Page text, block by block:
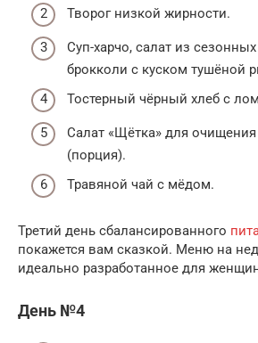
Творог низкой жирности.
Суп-харчо, салат из
брокколи с куском тушёной
Тостерный чёрный хлеб с
Салат «Щётка» для
(порция).
Травяной чай с мёдом.
Третий день сбалансированного
покажется вам сказкой. Меню на
идеально разработанное для
День №4